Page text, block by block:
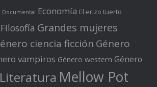
Documental Economía El erizo tuerto
Filosofía Grandes mujeres
ciencia ficción Género
vampiros Género western Género
Literatura Mellow Pot